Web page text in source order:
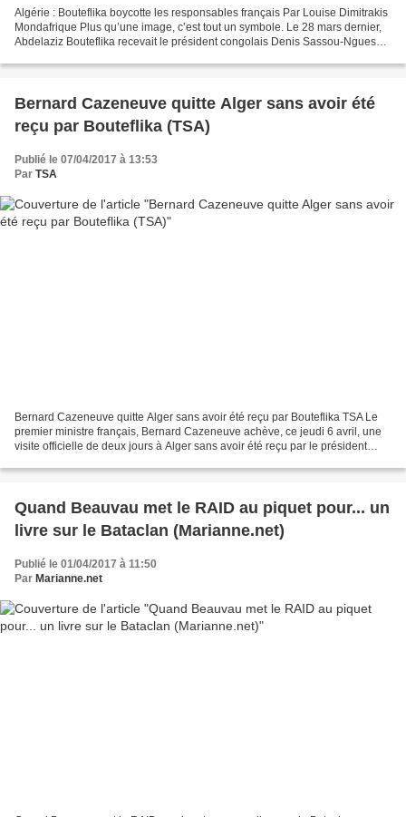
Algérie : Bouteflika boycotte les responsables français Par Louise Dimitrakis
Mondafrique Plus qu’une image, c’est tout un symbole. Le 28 mars dernier,
Abdelaziz Bouteflika recevait le président congolais Denis Sassou-Nguesso,
Bernard Cazeneuve quitte Alger sans avoir été
reçu par Bouteflika (TSA)
Publié le 07/04/2017 à 13:53
Par TSA
Bernard Cazeneuve quitte Alger sans avoir été reçu par Bouteflika TSA Le
premier ministre français, Bernard Cazeneuve achève, ce jeudi 6 avril, une
visite officielle de deux jours à Alger sans avoir été reçu par le président
Quand Beauvau met le RAID au piquet pour... un
livre sur le Bataclan (Marianne.net)
Publié le 01/04/2017 à 11:50
Par Marianne.net